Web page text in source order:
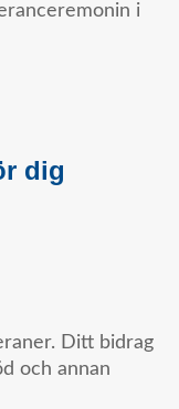
i
dig
Ditt bidrag
och annan